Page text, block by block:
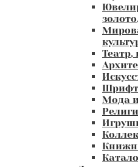
Театр,
Мода